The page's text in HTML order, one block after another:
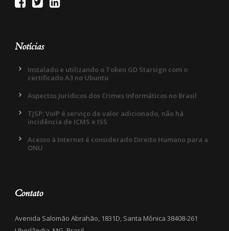
Notícias
Instalado e utilizando o Token GD Starsign com o
certificado A3 no Ubuntu
Aspectos Jurídicos dos Crimes Informáticos no Brasil
TJSP: VoIP é serviço de valor adicionado, não há
incidência de ICMS e ISS
Acesso à Internet é considerado Direito Humano para a
ONU
Contato
Avenida Salomão Abrahão, 1831D, Santa Mônica 38408-261